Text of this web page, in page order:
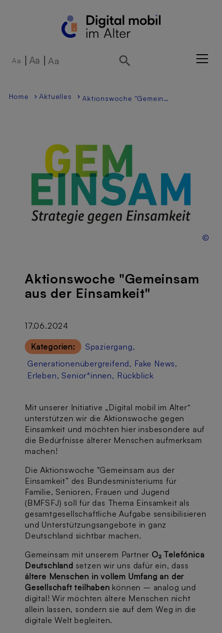
Direkt zur Hauptnavigation springen
Direkt zum Inhalt springen
Aa Aa Aa
Home Aktuelles Aktionswoche "Gemeinsam aus der Einsamkeit"
©
Aktionswoche "Gemeinsam
aus der Einsamkeit"
17.06.2024
Kategorien: Spaziergang,
Generationenübergreifend, Fake News,
Erleben, Senior*innen, Rückblick
Mit unserer Initiative „Digital mobil im Alter“
unterstützen wir die Aktionswoche gegen
Einsamkeit und möchten hier insbesondere auf
die Bedürfnisse älterer Menschen aufmerksam
machen!
Die Aktionswoche "Gemeinsam aus der
Einsamkeit” des Bundesministeriums für
Familie, Senioren, Frauen und Jugend
(BMFSFJ) soll für das Thema Einsamkeit als
gesamtgesellschaftliche Aufgabe sensibilisieren
und Unterstützungsangebote in ganz
Deutschland sichtbar machen.
Gemeinsam mit unserem Partner O₂ Telefónica
Deutschland setzen wir uns dafür ein, dass
ältere Menschen in vollem Umfang an der
Gesellschaft teilhaben können – analog und
digital! Wir möchten ältere Menschen nicht
allein lassen, sondern sie auf dem Weg in die
digitale Welt begleiten.